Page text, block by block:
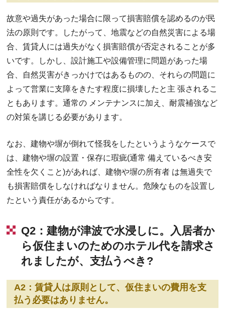
故意や過失があった場合に限って損害賠償を認めるのが民
法の原則です。したがって、地震などの自然災害による場
合、賃貸人には過失がなく損害賠償が否定されることが多
いです。しかし、設計施工や設備管理に問題があった場
合、自然災害がきっかけではあるものの、それらの問題に
よって営業に支障をきたす程度に損壊したと主 張されるこ
ともあります。通常の メンテナンスに加え、耐震補強など
の対策を講じる必要があります。
なお、建物や塀が倒れて怪我をしたというようなケースで
は、建物や塀の設置・保存に瑕疵(通常 備えているべき安
全性を欠くこと)があれば、建物や塀の所有者 は無過失で
も損害賠償をしなければなりません。危険なものを設置し
たという責任があるからです。
Q2：建物が津波で水浸しに。入居者か
ら仮住まいのためのホテル代を請求さ
れましたが、支払うべき?
A2：賃貸人は原則として、仮住まいの費用を支
払う必要はありません。